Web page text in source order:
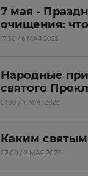
7 мая -
очищения:
17:30 / 6 МАЯ 2023
Народные
святого
01:30 / 4 МАЯ 2023
Каким
02:00 / 2 МАЯ 2023